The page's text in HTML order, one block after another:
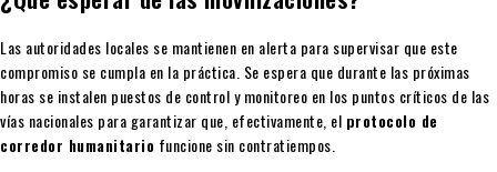
Las autoridades locales se mantienen en alerta para supervisar que este
compromiso se cumpla en la práctica. Se espera que durante las próximas
horas se instalen puestos de control y monitoreo en los puntos críticos de las
vías nacionales para garantizar que, efectivamente, el protocolo de
corredor humanitario funcione sin contratiempos.